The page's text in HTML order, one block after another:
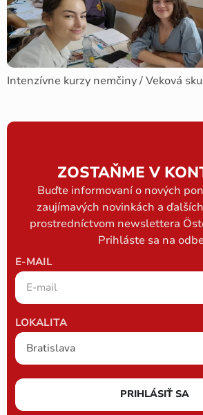
Intenzívne kurzy nemčiny / Veková
ZOSTAŇME V
Buďte informovaní o nových
zaujímavých novinkách a
prostredníctvom newslettera
Prihláste sa na
E-MAIL
LOKALITA
PRIHLÁSIŤ SA